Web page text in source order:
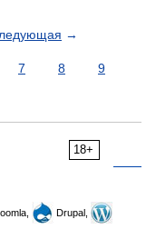
→
7 8
9
18+
Drupal,